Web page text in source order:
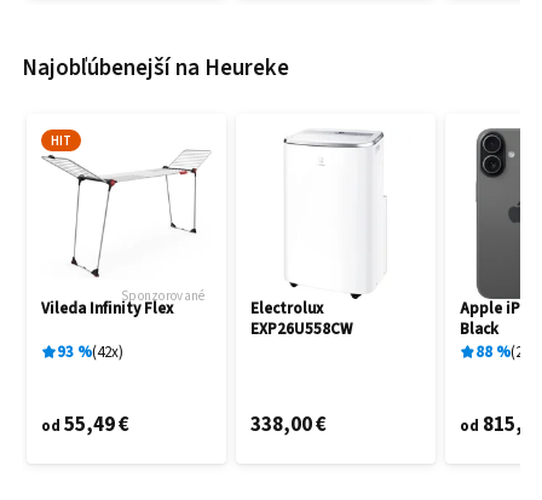
Najobľúbenejší na Heureke
HIT
Sponzorované
Vileda Infinity Flex
93% 42x
od 55,49 €
Electrolux
EXP26U558CW
338,00 €
Apple
Black
88% 27
od